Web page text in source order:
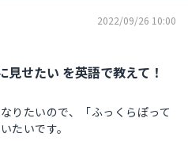
2022/09/26 10:00
せたい を英語で教えて！
りたいので、「ふっくらぽって
たいです。